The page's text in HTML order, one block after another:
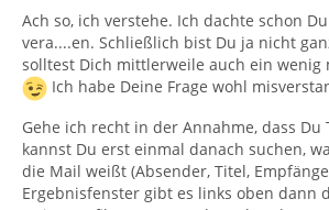
Ach so, ich verstehe. Ich dachte schon
vera....en. Schließlich bist Du ja nicht
solltest Dich mittlerweile auch ein wenig
Ich habe Deine Frage wohl
Gehe ich recht in der Annahme, dass Du
kannst Du erst einmal danach suchen,
die Mail weißt (Absender, Titel,
Ergebnisfenster gibt es links oben dann